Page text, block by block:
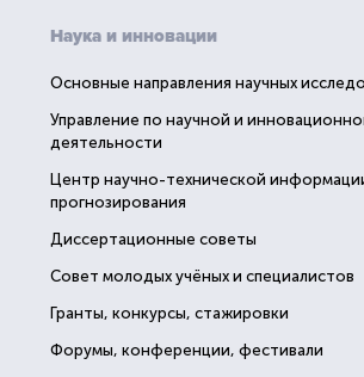
Наука и инновации
Основные направления научных
Управление по научной и
деятельности
Центр научно-технической
прогнозирования
Диссертационные советы
Совет молодых учёных и специалистов
Гранты, конкурсы, стажировки
Форумы, конференции, фестивали